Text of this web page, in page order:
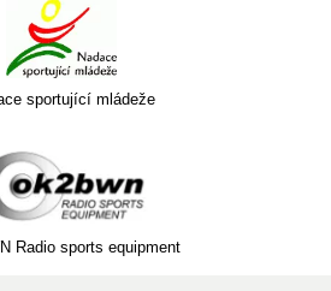
sportující mládeže
Radio sports equipment